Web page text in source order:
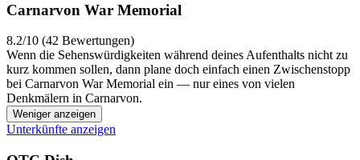
Carnarvon War Memorial
8.2/10 (42 Bewertungen)
Wenn die Sehenswürdigkeiten während deines Aufenthalts nicht zu
kurz kommen sollen, dann plane doch einfach einen Zwischenstopp
bei Carnarvon War Memorial ein — nur eines von vielen
Denkmälern in Carnarvon.
Weniger anzeigen
Unterkünfte anzeigen